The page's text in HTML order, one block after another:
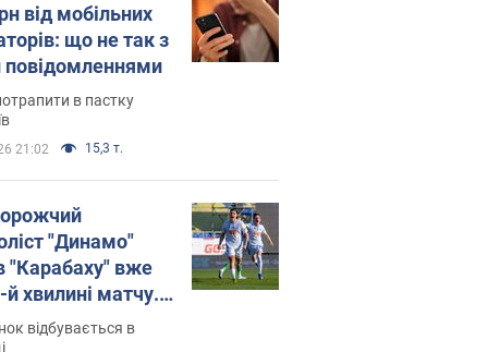
від мобільних
що не так з
в пастку
21:02 15,3 т.
"Динамо"
"Карабаху" вже
й хвилині матчу.
відбувається в